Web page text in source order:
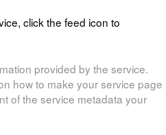
click the feed icon to
provided by the service.
how to make your service page
of the service metadata your